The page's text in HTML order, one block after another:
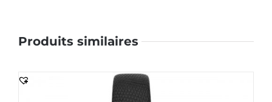
Produits similaires